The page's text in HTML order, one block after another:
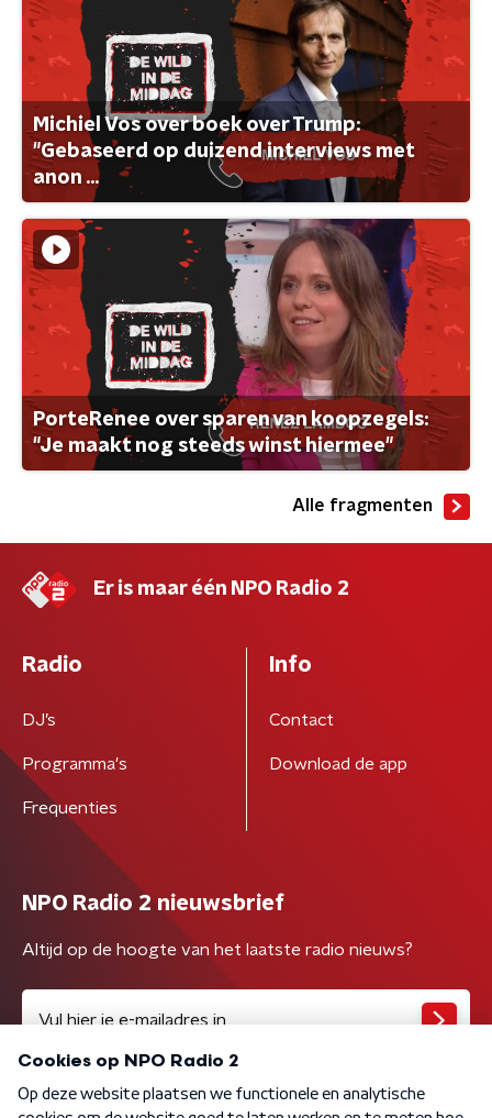
Michiel Vos over boek over Trump:
"Gebaseerd op duizend interviews met
anon ...
PorteRenee over sparen van koopzegels:
"Je maakt nog steeds winst hiermee"
Alle fragmenten
Er is maar één NPO Radio 2
Radio
DJ’s
Programma's
Frequenties
Info
Contact
Download de app
NPO Radio 2 nieuwsbrief
Altijd op de hoogte van het laatste radio nieuws?